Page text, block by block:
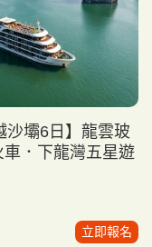
沙壩6日】龍雲玻
．下龍灣五星遊
立即報名